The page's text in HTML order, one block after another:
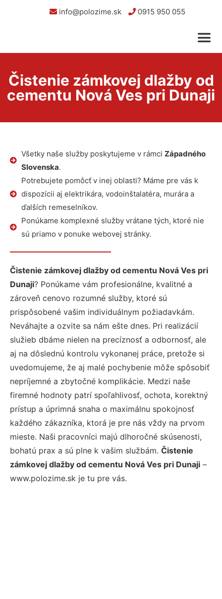
info@polozime.sk 0915 950 055
Čistenie zámkovej dlažby od
cementu Nová Ves pri Dunaji
Všetky naše služby poskytujeme v rámci Západného
Slovenska.
Potrebujete pomôcť v inej oblasti? Máme pre vás k
dispozícii aj elektrikára, vodoinštalatéra, murára a
ďalších remeselníkov.
Ponúkame komplexné služby vrátane tých, ktoré nie
sú priamo v ponuke webovej stránky.
Čistenie zámkovej dlažby od cementu Nová Ves pri
Dunaji? Ponúkame vám profesionálne, kvalitné a
zároveň cenovo rozumné služby, ktoré sú
prispôsobené vašim individuálnym požiadavkám.
Neváhajte a ozvite sa nám ešte dnes. Pri realizácií
služieb dbáme nielen na precíznosť a odbornosť, ale
aj na dôslednú kontrolu vykonanej práce, pretože si
uvedomujeme, že aj malé pochybenie môže spôsobiť
nepríjemné a zbytočné komplikácie. Medzi naše
firemné hodnoty patrí spoľahlivosť, ochota, korektný
prístup a úprimná snaha o maximálnu spokojnosť
každého zákazníka, ktorá je pre nás vždy na prvom
mieste. Naši pracovníci majú dlhoročné skúsenosti,
bohatú prax a sú plne k vašim službám. Čistenie
zámkovej dlažby od cementu Nová Ves pri Dunaji –
www.polozime.sk je tu pre vás.